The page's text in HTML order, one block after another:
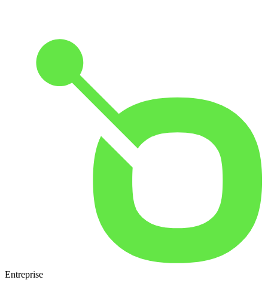
Entreprise